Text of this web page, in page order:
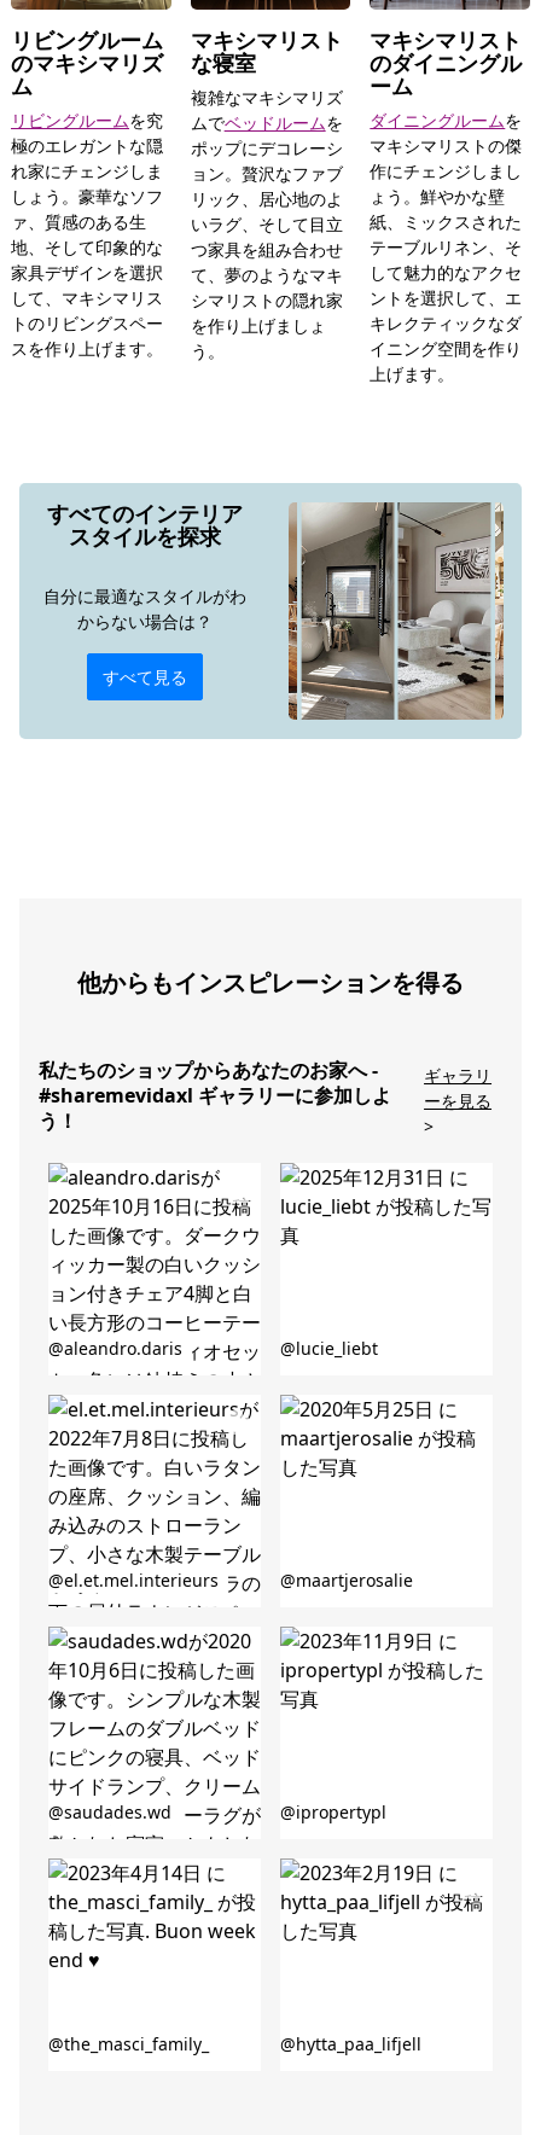
リビングルーム
のマキシマリズ
ム
リビングルームを究
極のエレガントな隠
れ家にチェンジしま
しょう。豪華なソフ
ァ、質感のある生
地、そして印象的な
家具デザインを選択
して、マキシマリス
トのリビングスペー
スを作り上げます。
マキシマリスト
な寝室
複雑なマキシマリズ
ムでベッドルームを
ポップにデコレーシ
ョン。贅沢なファブ
リック、居心地のよ
いラグ、そして目立
つ家具を組み合わせ
て、夢のようなマキ
シマリストの隠れ家
を作り上げましょ
う。
マキシマリスト
のダイニングル
ーム
ダイニングルームを
マキシマリストの傑
作にチェンジしまし
ょう。鮮やかな壁
紙、ミックスされた
テーブルリネン、そ
して魅力的なアクセ
ントを選択して、エ
キレクティックなダ
イニング空間を作り
上げます。
すべてのインテリア
スタイルを探求
自分に最適なスタイルがわ
からない場合は？
すべて見る
他からもインスピレーションを得る
私たちのショップからあなたのお家へ -
#sharemevidaxl ギャラリーに参加しよ
う！
ギャラリ
ーを見る
>
投
稿
者
@aleandro.daris
稿
者
@lucie_liebt
投
稿
者
@el.et.mel.interieurs
稿
者
@maartjerosalie
投
稿
者
@saudades.wd
稿
者
@ipropertypl
稿
@the_masci_family_
稿
@hytta_paa_lifjell